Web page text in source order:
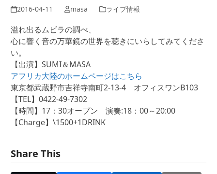
2016-04-11 masa ライブ情報
溢れ出るムビラの調べ、
心に響く音の万華鏡の世界を聴きにいらしてみてくださ
い。
【出演】SUMI＆MASA
アフリカ大陸のホームページはこちら
東京都武蔵野市吉祥寺南町2-13-4 オフィスワンB103
【TEL】0422-49-7302
【時間】17：30オープン 演奏:18：00～20:00
【Charge】\1500+1DRINK
Share This